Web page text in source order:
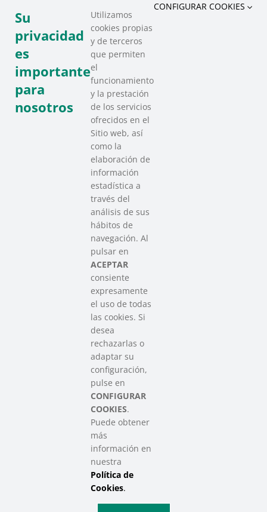
COMPARTIR ESTE EVENTO
SAREEN SAREA
Asociación que agrupa a las redes
del Tercer Sector Social en Euskadi
Contacto
info@sareensarea.eu
Iparraguirre, 9 lonja – 48009 Bilbao
946 569 230
Colabora
SAREEN SAREA Euskadiko Hirugarren Sektore Soziala – Tercer
Sector Social de Euskadi
Política de Privacidad|Política de Cookies
Su
privacidad
es
importante
para
nosotros
Utilizamos
cookies propias
y de terceros
que permiten
el
funcionamiento
y la prestación
de los servicios
ofrecidos en el
Sitio web, así
como la
elaboración de
información
estadística a
través del
análisis de sus
hábitos de
navegación. Al
pulsar en
ACEPTAR
consiente
expresamente
el uso de todas
las cookies. Si
desea
rechazarlas o
adaptar su
configuración,
pulse en
CONFIGURAR
COOKIES.
Puede obtener
más
información en
nuestra
Política de
Cookies.
CONFIGURAR COOKIES